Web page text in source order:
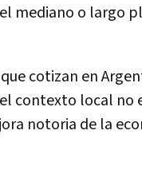
mediano o largo
que cotizan en
contexto local no
notoria de la